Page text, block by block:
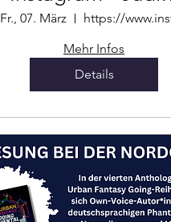
und Christian
Fr., 07. März
Mehr Infos
Details